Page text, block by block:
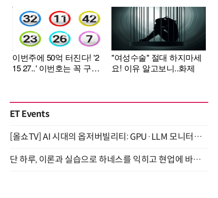
ET Events
[올쇼TV] AI 시대의 옵저버빌리티: GPU·LLM 모니터링부터 AI 기반 장애 대응까지 (8/11 생방송)
단 하루, 이론과 실습으로 하네스를 익히고 현업에 바로 쓰는 핸즈온 워크숍 (8/20)